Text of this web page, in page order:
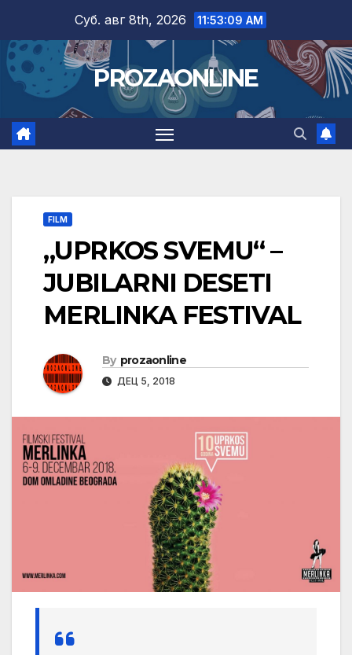
content
Суб. авг 8th, 2026 11:53:10 AM
PROZAONLINE
FILM
„UPRKOS SVEMU“ –
JUBILARNI DESETI
MERLINKA FESTIVAL
By prozaonline
ДЕЦ 5, 2018